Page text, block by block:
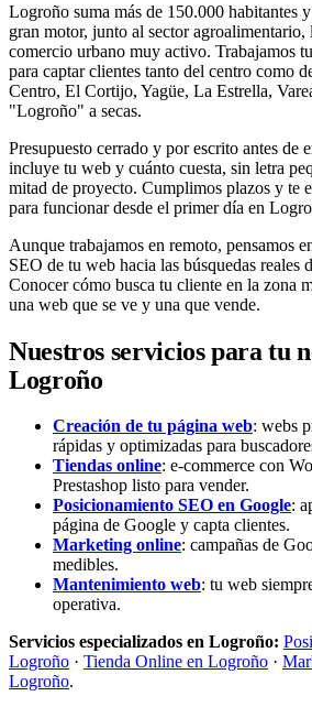
Logroño suma más de 150.000 habitantes
gran motor, junto al sector agroalimentario,
comercio urbano muy activo. Trabajamos
para captar clientes tanto del centro como
Centro, El Cortijo, Yagüe, La Estrella,
"Logroño" a secas.
Presupuesto cerrado y por escrito antes de
incluye tu web y cuánto cuesta, sin letra
mitad de proyecto. Cumplimos plazos y te
para funcionar desde el primer día en
Aunque trabajamos en remoto, pensamos
SEO de tu web hacia las búsquedas reales
Conocer cómo busca tu cliente en la zona
una web que se ve y una que vende.
Nuestros servicios para tu
Logroño
Creación de tu página web: webs
rápidas y optimizadas para
Tiendas online: e-commerce con
Prestashop listo para vender.
Posicionamiento SEO en Google:
página de Google y capta clientes.
Marketing online: campañas de
medibles.
Mantenimiento web: tu web
operativa.
Servicios especializados en Logroño:
Logroño · Tienda Online en Logroño ·
Logroño.